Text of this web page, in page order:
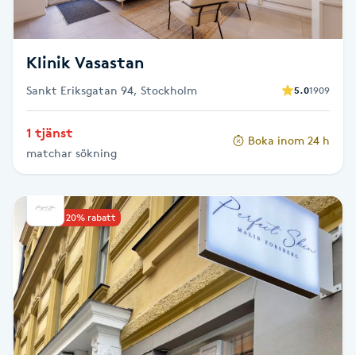
Fotsvamp
Fotvård
Fransborttagning
Fransfärgning
Fransförlängning
Fransförlängning Megavolym
Fransförlängning Volym
Klinik Vasastan
Sankt Eriksgatan 94, Stockholm 5.01909
1 tjänst
matchar sökning
Boka inom 24 h
Upp till 20% rabatt